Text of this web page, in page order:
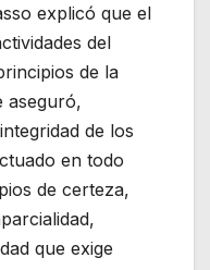
explicó que el
del
de la
aseguró,
de los
en todo
de certeza,
que exige